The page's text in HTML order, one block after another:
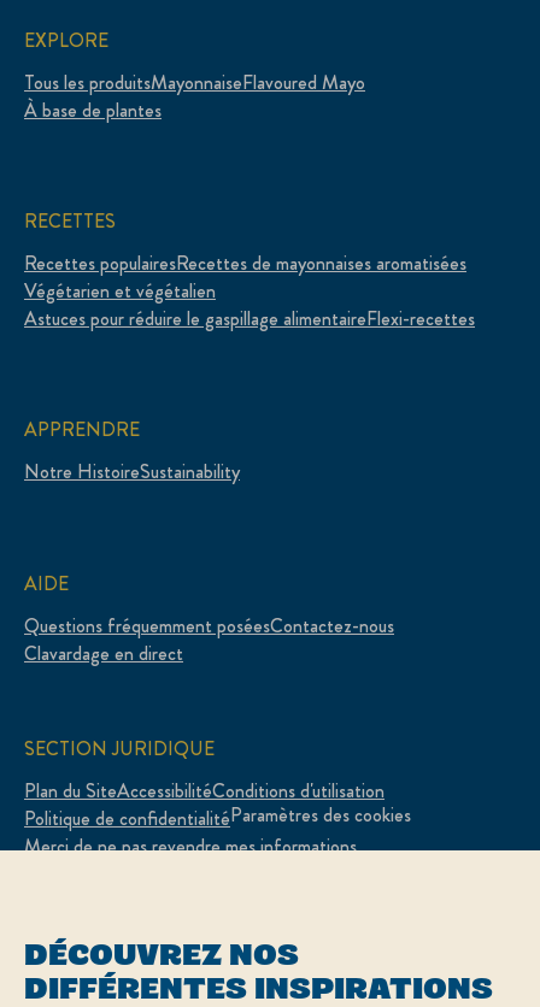
EXPLORE
Tous les produitsMayonnaiseFlavoured Mayo
À base de plantes
RECETTES
Recettes populairesRecettes de mayonnaises aromatisées
Végétarien et végétalien
Astuces pour réduire le gaspillage alimentaireFlexi-recettes
APPRENDRE
Notre HistoireSustainability
AIDE
Questions fréquemment poséesContactez-nous
Clavardage en direct
SECTION JURIDIQUE
Plan du SiteAccessibilitéConditions d'utilisation
Politique de confidentialitéParamètres des cookies
Merci de ne pas revendre mes informations
DÉCOUVREZ NOS
DIFFÉRENTES INSPIRATIONS